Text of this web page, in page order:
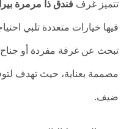
تتميز غرف فندق ذا مرمرة بيرا
فيها خيارات متعددة تلبي
تبحث عن غرفة مفردة أو
مصممة بعناية، حيث تهدف
ضيف.